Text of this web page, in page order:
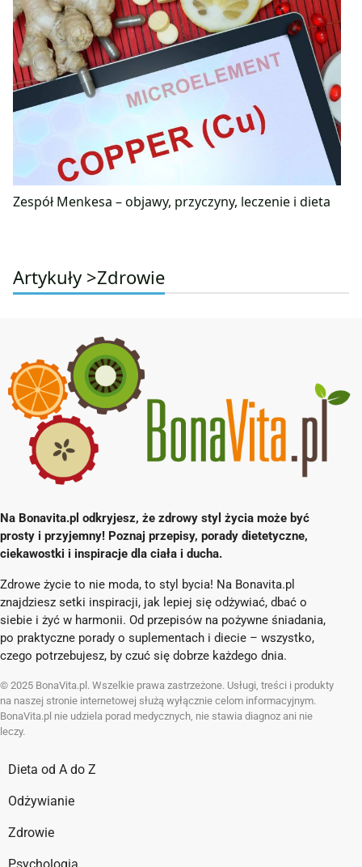
Zespół Menkesa – objawy, przyczyny, leczenie i dieta
Artykuły >Zdrowie
Na Bonavita.pl odkryjesz, że zdrowy styl życia może być
prosty i przyjemny! Poznaj przepisy, porady dietetyczne,
ciekawostki i inspiracje dla ciała i ducha.
Zdrowe życie to nie moda, to styl bycia! Na Bonavita.pl
znajdziesz setki inspiracji, jak lepiej się odżywiać, dbać o
siebie i żyć w harmonii. Od przepisów na pożywne śniadania,
po praktyczne porady o suplementach i diecie – wszystko,
czego potrzebujesz, by czuć się dobrze każdego dnia.
© 2025 BonaVita.pl. Wszelkie prawa zastrzeżone. Usługi, treści i produkty
na naszej stronie internetowej służą wyłącznie celom informacyjnym.
BonaVita.pl nie udziela porad medycznych, nie stawia diagnoz ani nie
leczy.
Dieta od A do Z
Odżywianie
Zdrowie